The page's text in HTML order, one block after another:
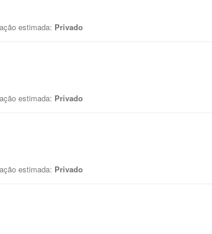
estimada: Privado
estimada: Privado
estimada: Privado